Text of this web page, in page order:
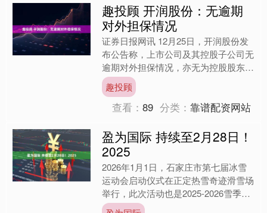
趣投顾 开润股份：无逾期
对外担保情况
证券日报网讯 12月25日，开润股份发
布公告称，上市公司及其控股子公司无
逾期对外担保情况，亦无为控股股东、
实际控制人及其关联方提供担保的情
况。....
趣投顾
查看：89 分类：靠谱配资网站
盈为国际 持续至2月28日！
2025
2026年1月1日，石家庄市第七届冰雪
运动会启动仪式在正定热雪奇迹滑雪场
举行，此次活动也是2025-2026雪季河
北省冰雪运动嘉年华“冬季到河北来玩